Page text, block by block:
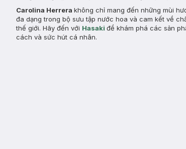
Carolina Herrera không chỉ mang đến những mùi
đa dạng trong bộ sưu tập nước hoa và cam kết về
thế giới. Hãy đến với Hasaki để khám phá các sản
cách và sức hút cá nhân.